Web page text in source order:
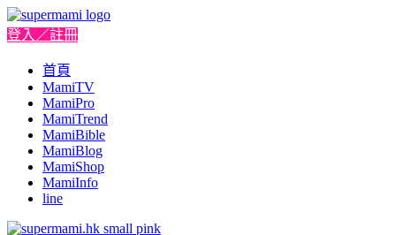
登入／註冊
首頁
MamiTV
MamiPro
MamiTrend
MamiBible
MamiBlog
MamiShop
MamiInfo
line